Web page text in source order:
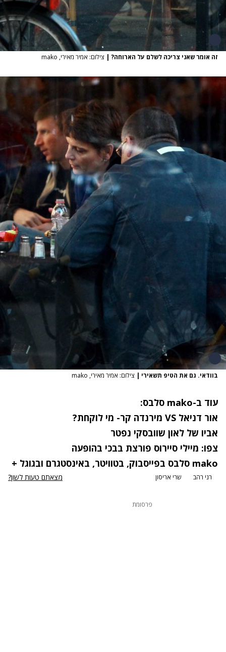
זה אומר שאני צריכה לשלם על הארוחה? | צילום: אמיר מאירי, mako
בוודאי. גם את הטיפ תשאירי | צילום: אמיר מאירי, mako
עוד ב-mako סלבס:
אור דניאל VS מירנדה קר- מי לוקחת?
אביו של לאון שוובסקי נפטר
צפו: מיילי סיירוס פורצת בבכי בהופעה
mako סלבס בפייסבוק, בטוויטר, באינסטגרם ובגוגל +
רני רהב שרי אריסון מצאתם טעות לשון?
פרסומת